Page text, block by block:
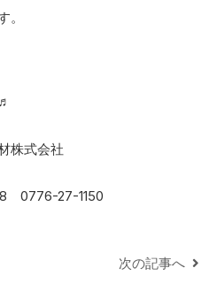
。
株式会社
8 0776-27-1150
次の記事へ